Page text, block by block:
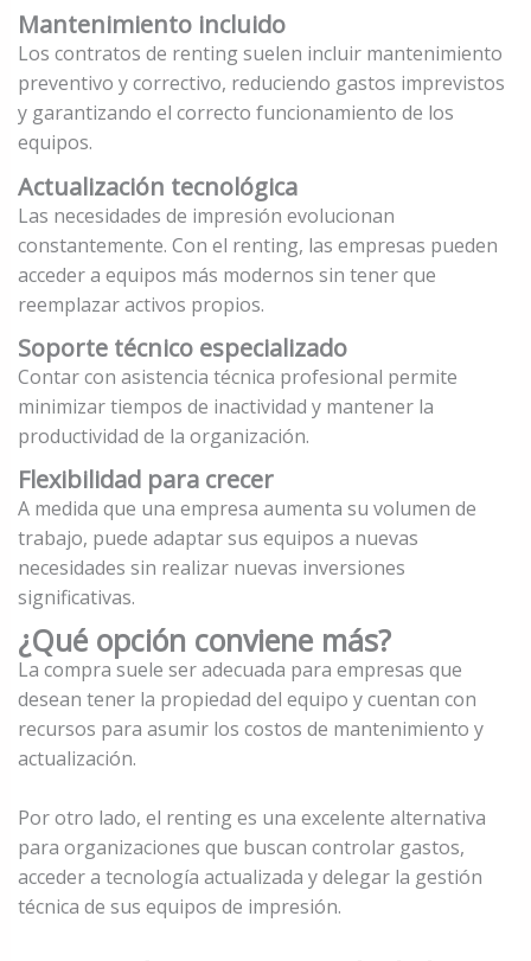
Mantenimiento incluido
Los contratos de renting suelen incluir mantenimiento
preventivo y correctivo, reduciendo gastos imprevistos
y garantizando el correcto funcionamiento de los
equipos.
Actualización tecnológica
Las necesidades de impresión evolucionan
constantemente. Con el renting, las empresas pueden
acceder a equipos más modernos sin tener que
reemplazar activos propios.
Soporte técnico especializado
Contar con asistencia técnica profesional permite
minimizar tiempos de inactividad y mantener la
productividad de la organización.
Flexibilidad para crecer
A medida que una empresa aumenta su volumen de
trabajo, puede adaptar sus equipos a nuevas
necesidades sin realizar nuevas inversiones
significativas.
¿Qué opción conviene más?
La compra suele ser adecuada para empresas que
desean tener la propiedad del equipo y cuentan con
recursos para asumir los costos de mantenimiento y
actualización.
Por otro lado, el renting es una excelente alternativa
para organizaciones que buscan controlar gastos,
acceder a tecnología actualizada y delegar la gestión
técnica de sus equipos de impresión.